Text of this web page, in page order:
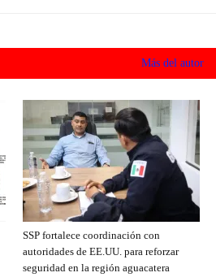
Más del autor
SSP fortalece coordinación con
autoridades de EE.UU. para reforzar
seguridad en la región aguacatera